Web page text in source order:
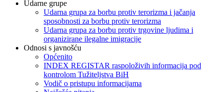
Udarne grupe
Udarna grupa za borbu protiv terorizma i jačanja
sposobnosti za borbu protiv terorizma
Udarna grupa za borbu protiv trgovine ljudima i
organizirane ilegalne imigracije
Odnosi s javnošću
Općenito
INDEX REGISTAR raspoloživih informacija pod
kontrolom Tužiteljstva BiH
Vodič o pristupu informacijama